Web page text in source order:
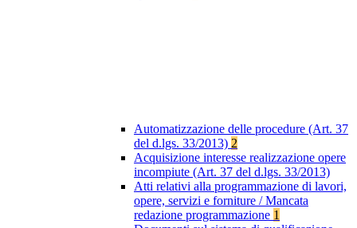
Automatizzazione delle procedure (Art. 37
del d.lgs. 33/2013) 2
Acquisizione interesse realizzazione opere
incompiute (Art. 37 del d.lgs. 33/2013)
Atti relativi alla programmazione di lavori,
opere, servizi e forniture / Mancata
redazione programmazione 1